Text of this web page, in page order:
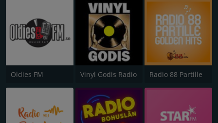
Oldies FM Vinyl Godis Radio Radio 88 Partille